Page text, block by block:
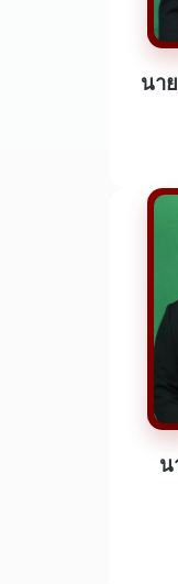
นา
น